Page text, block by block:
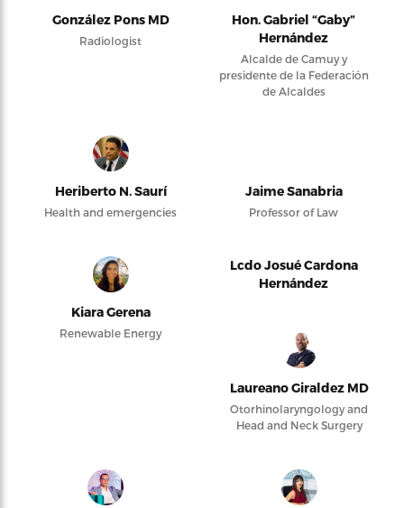
González Pons MD
Radiologist
Hon. Gabriel “Gaby”
Hernández
Alcalde de Camuy y
presidente de la Federación
de Alcaldes
Heriberto N. Saurí
Health and emergencies
Jaime Sanabria
Professor of Law
Kiara Gerena
Renewable Energy
Lcdo Josué Cardona
Hernández
Laureano Giraldez MD
Otorhinolaryngology and
Head and Neck Surgery